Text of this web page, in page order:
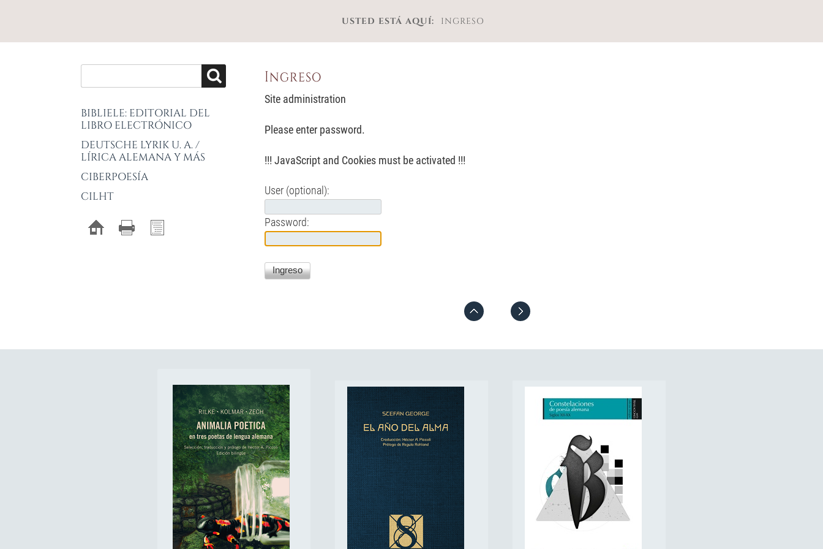
USTED ESTÁ AQUÍ: INGRESO
Ingreso
Site administration
Please enter password.
!!! JavaScript and Cookies must be activated !!!
User (optional):
Password:
BIBLIELE: EDITORIAL DEL
LIBRO ELECTRÓNICO
DEUTSCHE LYRIK U. A. /
LÍRICA ALEMANA Y MÁS
CIBERPOESÍA
CILHT